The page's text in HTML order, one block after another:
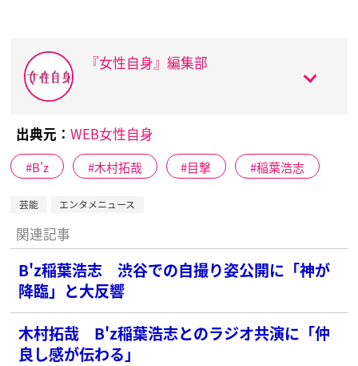
『女性自身』編集部
出典元： WEB女性自身
B'z 木村拓哉 目撃 稲葉浩志
芸能 エンタメニュース
関連記事
B'z稲葉浩志 渋谷での自撮り姿公開に「神が
降臨」と大反響
木村拓哉 B'z稲葉浩志とのラジオ共演に「仲
良し感が伝わる」